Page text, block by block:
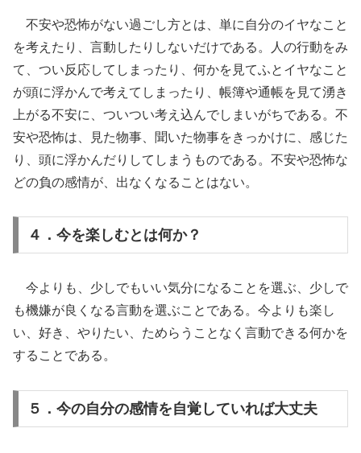
不安や恐怖がない過ごし方とは、単に自分のイヤなこと
を考えたり、言動したりしないだけである。人の行動をみ
て、つい反応してしまったり、何かを見てふとイヤなこと
が頭に浮かんで考えてしまったり、帳簿や通帳を見て湧き
上がる不安に、ついつい考え込んでしまいがちである。不
安や恐怖は、見た物事、聞いた物事をきっかけに、感じた
り、頭に浮かんだりしてしまうものである。不安や恐怖な
どの負の感情が、出なくなることはない。
４．今を楽しむとは何か？
今よりも、少しでもいい気分になることを選ぶ、少しで
も機嫌が良くなる言動を選ぶことである。今よりも楽し
い、好き、やりたい、ためらうことなく言動できる何かを
することである。
５．今の自分の感情を自覚していれば大丈夫